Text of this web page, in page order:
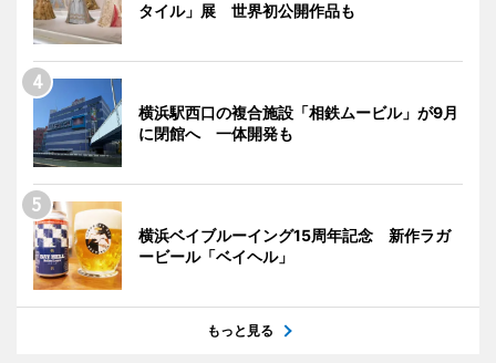
タイル」展 世界初公開作品も
横浜駅西口の複合施設「相鉄ムービル」が9月
に閉館へ 一体開発も
横浜ベイブルーイング15周年記念 新作ラガ
ービール「ベイヘル」
もっと見る